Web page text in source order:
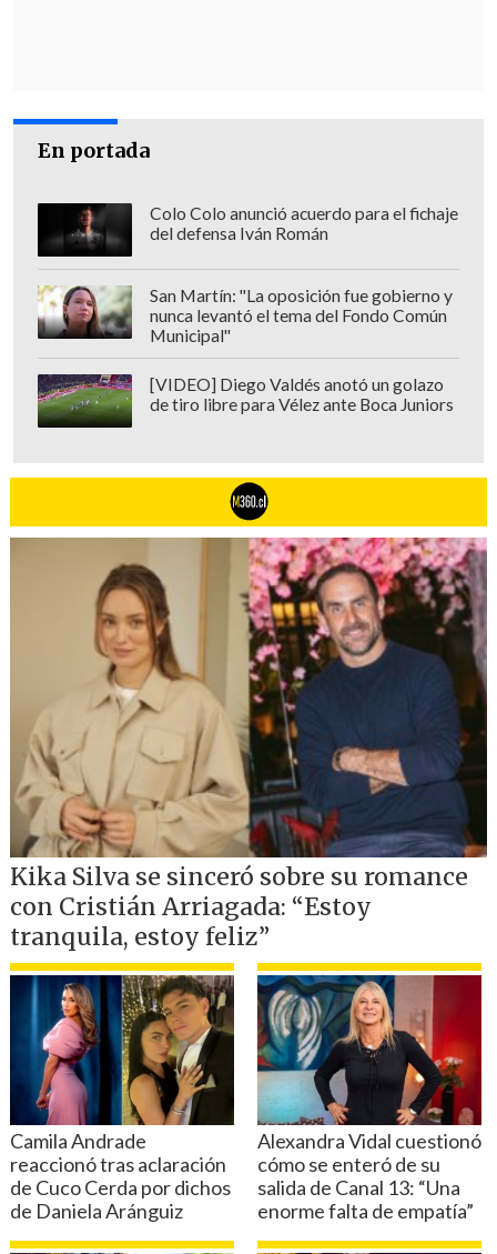
En portada
Colo Colo anunció acuerdo para el fichaje
del defensa Iván Román
San Martín: "La oposición fue gobierno y
nunca levantó el tema del Fondo Común
Municipal"
[VIDEO] Diego Valdés anotó un golazo
de tiro libre para Vélez ante Boca Juniors